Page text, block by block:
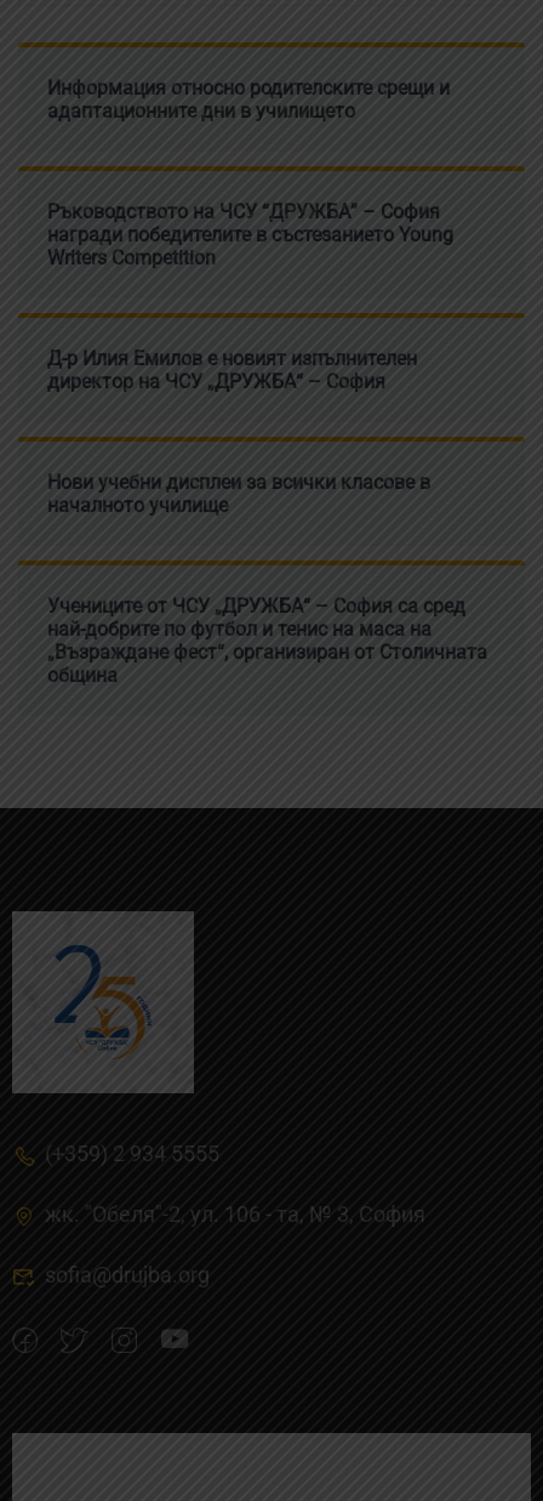
Информация относно родителските срещи и
адаптационните дни в училището
Ръководството на ЧСУ “ДРУЖБА” – София
награди победителите в състезанието Young
Writers Competition
Д-р Илия Емилов е новият изпълнителен
директор на ЧСУ „ДРУЖБА“ – София
Нови учебни дисплеи за всички класове в
началното училище
Учениците от ЧСУ „ДРУЖБА“ – София са сред
най-добрите по футбол и тенис на маса на
„Възраждане фест“, организиран от Столичната
община
(+359) 2 934 5555
жк. "Обеля"-2, ул. 106 - та, № 3, Cофия
sofia@drujba.org